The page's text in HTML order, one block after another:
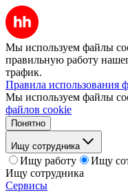
Мы используем файлы
правильную работу
трафик.
Правила использования
Мы используем файлы
файлов cookie
Понятно
Ищу сотрудника
Ищу работу
Ищу
Ищу сотрудника
Сервисы